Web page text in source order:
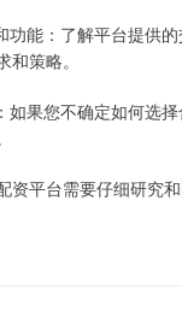
功能：了解平台提供
策略。
如果您不确定如何选
资平台需要仔细研究